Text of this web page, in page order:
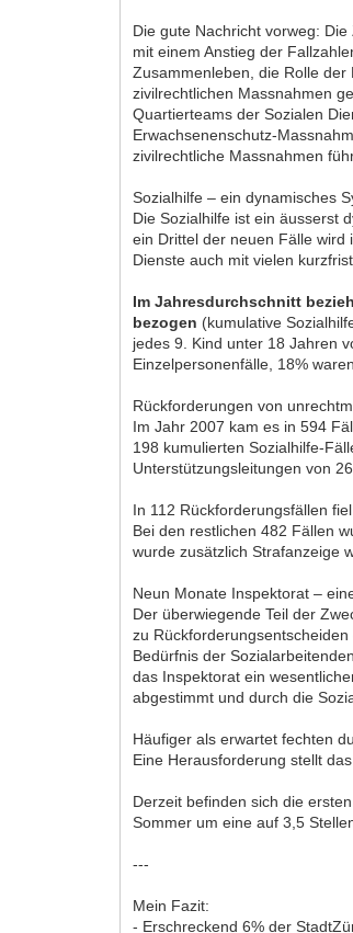
Die gute Nachricht vorweg:
mit einem Anstieg der
Zusammenleben, die Rolle
zivilrechtlichen Massnahmen
Quartierteams der Sozialen
Erwachsenenschutz-
zivilrechtliche Massnahmen
Sozialhilfe – ein dynamisches
Die Sozialhilfe ist ein äusserst
ein Drittel der neuen Fälle
Dienste auch mit vielen
Im Jahresdurchschnitt
bezogen (kumulative
jedes 9. Kind unter 18 Jahren
Einzelpersonenfälle, 18%
Rückforderungen von
Im Jahr 2007 kam es in 594
198 kumulierten Sozialhilfe-
Unterstützungsleitungen von
In 112 Rückforderungsfällen
Bei den restlichen 482 Fällen
wurde zusätzlich Strafanzeige
Neun Monate Inspektorat –
Der überwiegende Teil der
zu
Bedürfnis der
das Inspektorat ein
abgestimmt und durch die
Häufiger als erwartet fechten
Eine Herausforderung stellt
Derzeit befinden sich die
Sommer um eine auf 3,5
---
Mein Fazit:
- Erschreckend 6% der